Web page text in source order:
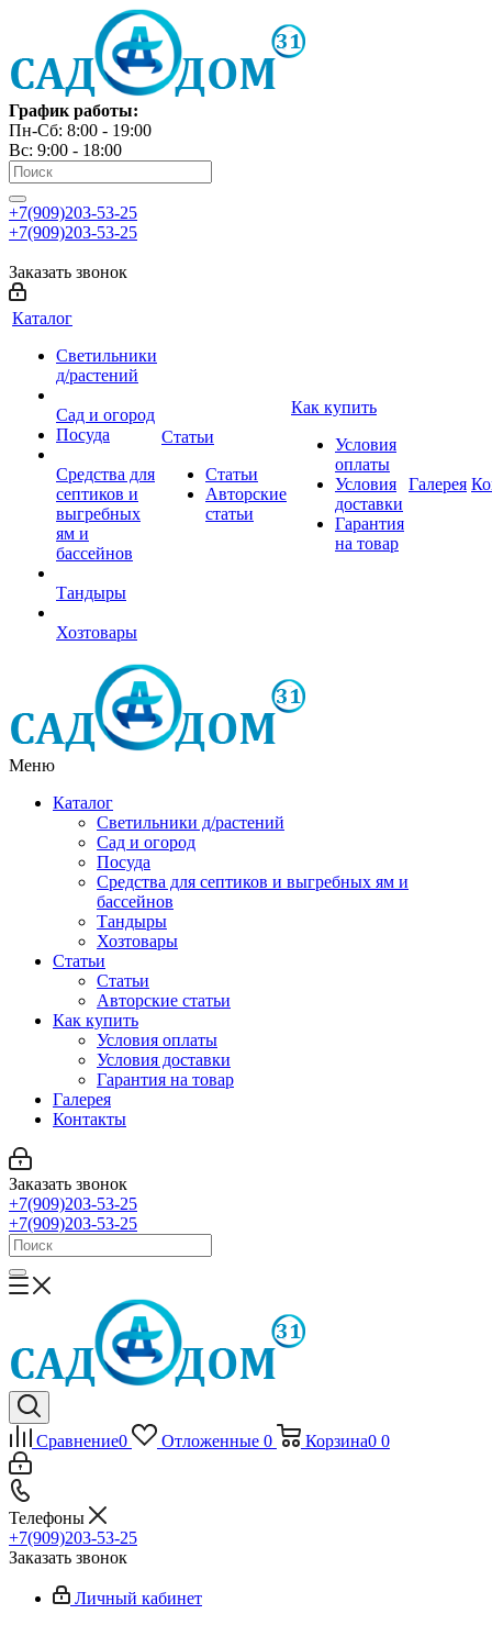
График работы:
Пн-Сб: 8:00 - 19:00
Вс: 9:00 - 18:00
+7(909)203-53-25
+7(909)203-53-25
Заказать звонок
Каталог
Светильники
д/растений
Сад и огород
Посуда
Средства для
септиков и
выгребных
ям и
бассейнов
Тандыры
Хозтовары
Статьи
Статьи
Авторские
статьи
Как купить
Условия
оплаты
Условия
доставки
Гарантия
на товар
Галерея
Меню
Каталог
Светильники д/растений
Сад и огород
Посуда
Средства для септиков и выгребных ям и
бассейнов
Тандыры
Хозтовары
Статьи
Статьи
Авторские статьи
Как купить
Условия оплаты
Условия доставки
Гарантия на товар
Галерея
Контакты
Заказать звонок
+7(909)203-53-25
+7(909)203-53-25
Сравнение0 Отложенные 0 Корзина0 0
Телефоны
+7(909)203-53-25
Заказать звонок
Личный кабинет